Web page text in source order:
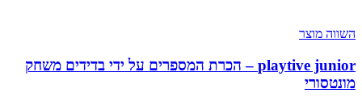
השווה מוצר
playtive junior – הכרת המספרים על ידי בדידים משחק
מונטסורי